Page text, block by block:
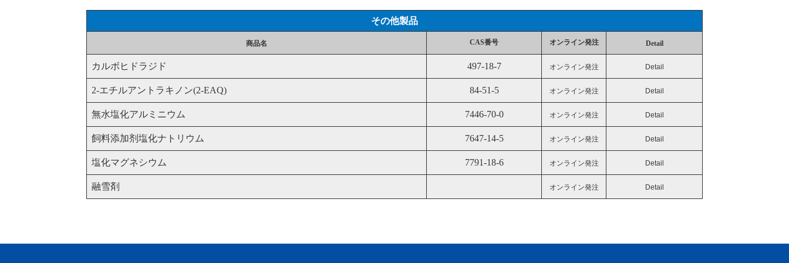
その他製品
商品名 CAS番号 オンライン発注 Detail
カルボヒドラジド 497-18-7 オンライン発注 Detail
2-エチルアントラキノン(2-EAQ) 84-51-5 オンライン発注 Detail
無水塩化アルミニウム 7446-70-0 オンライン発注 Detail
飼料添加剂塩化ナトリウム 7647-14-5 オンライン発注 Detail
塩化マグネシウム 7791-18-6 オンライン発注 Detail
融雪剤 オンライン発注 Detail